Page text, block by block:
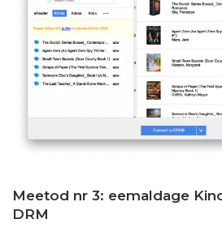
Meetod nr 3: eemaldage
DRM